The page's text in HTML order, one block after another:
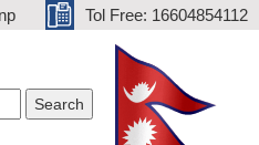
Tol Free: 16604854112